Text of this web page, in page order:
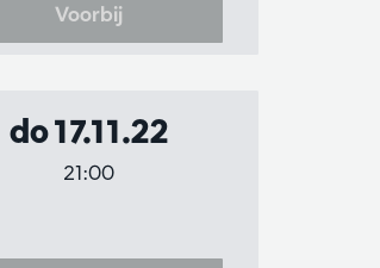
Voorbij
do 17.11.22
21:00